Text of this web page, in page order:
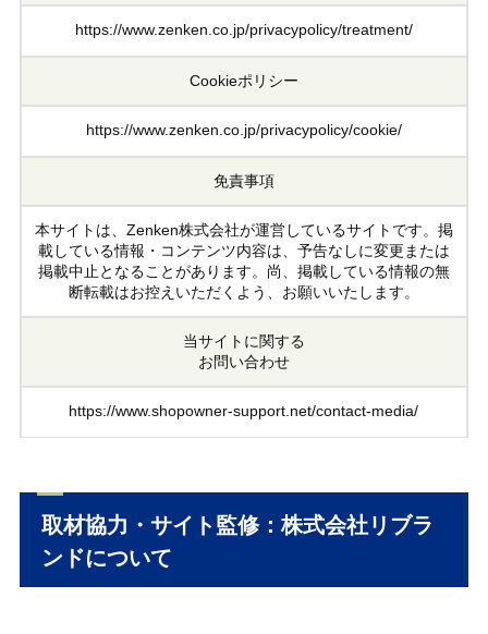
https://www.zenken.co.jp/privacypolicy/treatment/
Cookieポリシー
https://www.zenken.co.jp/privacypolicy/cookie/
免責事項
本サイトは、Zenken株式会社が運営しているサイトです。掲
載している情報・コンテンツ内容は、予告なしに変更または
掲載中止となることがあります。尚、掲載している情報の無
断転載はお控えいただくよう、お願いいたします。
当サイトに関する
お問い合わせ
https://www.shopowner-support.net/contact-media/
取材協力・サイト監修：株式会社リブラ
ンドについて